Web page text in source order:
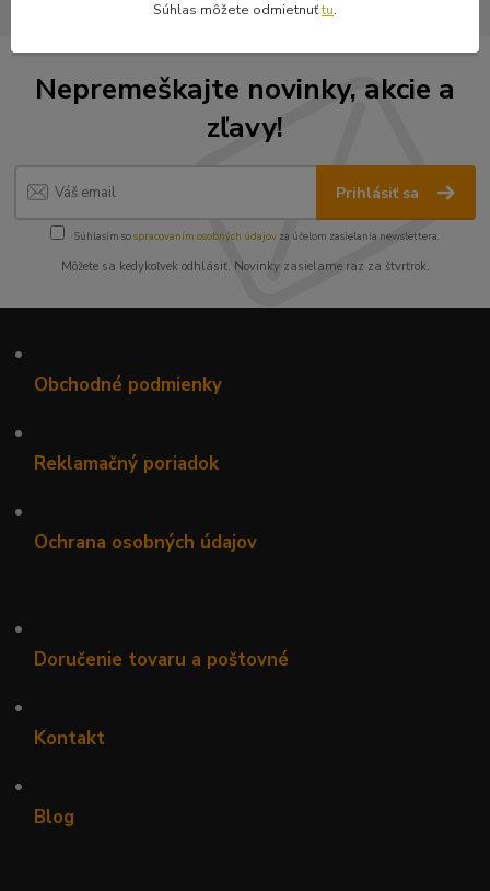
Nepremeškajte novinky, akcie a
zľavy!
Prihlásiť sa
Súhlasím sospracovaním osobných údajov za účelom zasielania newslettera.
Môžete sa kedykoľvek odhlásiť. Novinky zasielame raz za štvrťrok.
•
Obchodné podmienky
•
Reklamačný poriadok
•
Ochrana osobných údajov
•
Doručenie tovaru a poštovné
•
Kontakt
•
Blog
Súhlas môžete odmietnuťtu.